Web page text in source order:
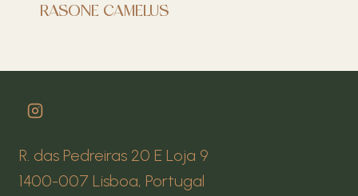
RASONE CAMELUS
R. das Pedreiras 20 E Loja 9
1400-007 Lisboa, Portugal